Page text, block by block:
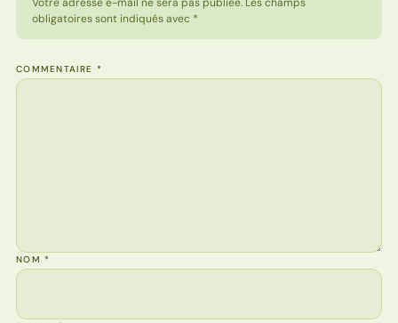
Votre adresse e-mail ne sera pas publiée. Les champs
obligatoires sont indiqués avec *
COMMENTAIRE *
NOM*